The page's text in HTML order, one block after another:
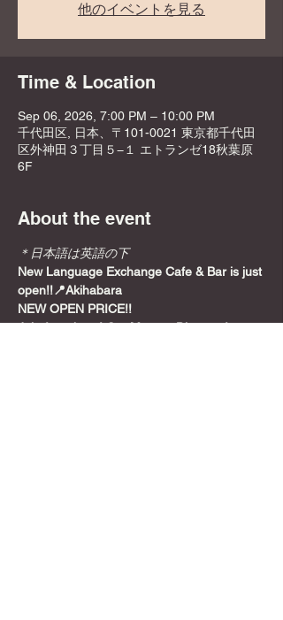
他のイベントを見る
Time & Location
Sep 06, 2026, 7:00 PM – 10:00 PM
千代田区, 日本、〒101-0021 東京都千代田
区外神田３丁目５−１ エトランゼ18秋葉原
6F
About the event
＊日本語は英語の下
New Language Exchange Cafe & Bar is just
open!!📍Akihabara
NEW OPEN PRICE!!
Join from here! Get Meetup Discount!